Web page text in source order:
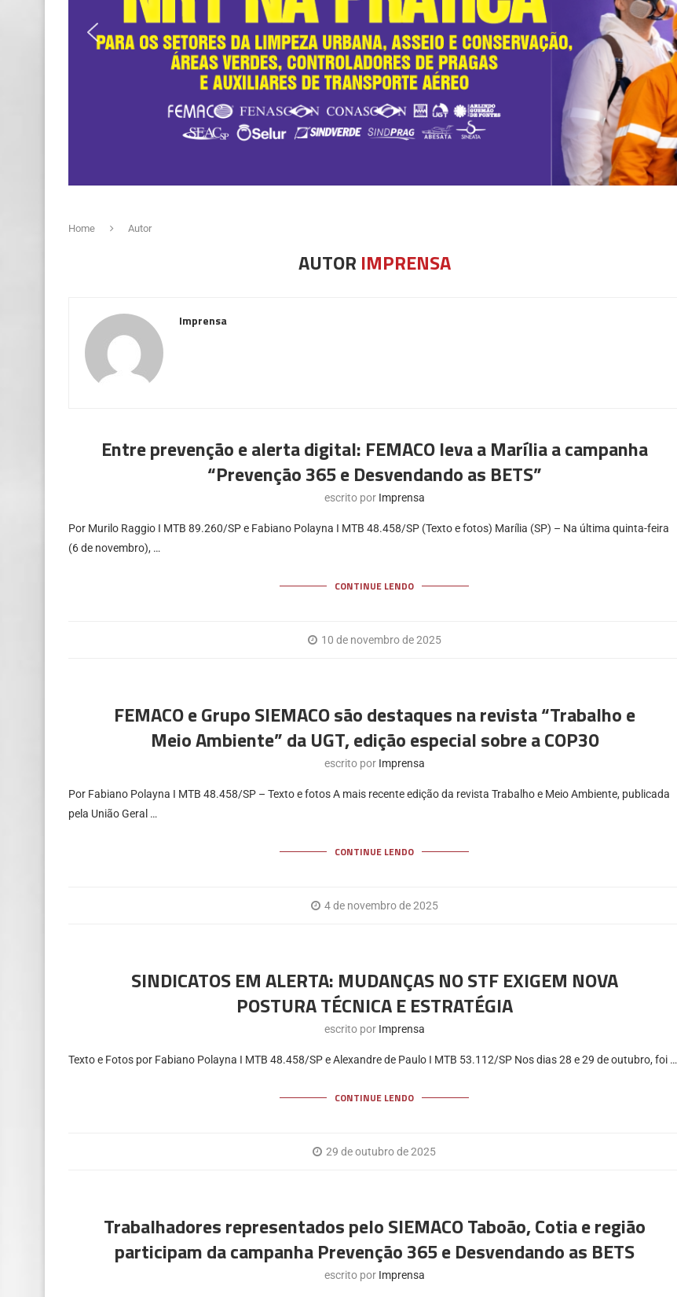
Home Autor
AUTOR IMPRENSA
Imprensa
Entre prevenção e alerta digital: FEMACO leva a Marília a campanha
“Prevenção 365 e Desvendando as BETS”
escrito por Imprensa
Por Murilo Raggio I MTB 89.260/SP e Fabiano Polayna I MTB 48.458/SP (Texto e fotos) Marília (SP) – Na última quinta-feira
(6 de novembro), …
CONTINUE LENDO
10 de novembro de 2025
FEMACO e Grupo SIEMACO são destaques na revista “Trabalho e
Meio Ambiente” da UGT, edição especial sobre a COP30
escrito por Imprensa
Por Fabiano Polayna I MTB 48.458/SP – Texto e fotos A mais recente edição da revista Trabalho e Meio Ambiente, publicada
pela União Geral …
CONTINUE LENDO
4 de novembro de 2025
SINDICATOS EM ALERTA: MUDANÇAS NO STF EXIGEM NOVA
POSTURA TÉCNICA E ESTRATÉGIA
escrito por Imprensa
Texto e Fotos por Fabiano Polayna I MTB 48.458/SP e Alexandre de Paulo I MTB 53.112/SP Nos dias 28 e 29 de outubro, foi …
CONTINUE LENDO
29 de outubro de 2025
Trabalhadores representados pelo SIEMACO Taboão, Cotia e região
participam da campanha Prevenção 365 e Desvendando as BETS
escrito por Imprensa